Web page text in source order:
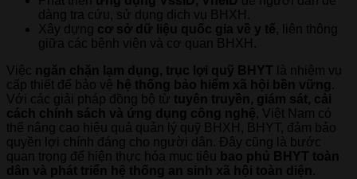
dàng tra cứu, sử dụng dịch vụ BHXH.
Xây dựng cơ sở dữ liệu quốc gia về y tế, liên thông
giữa các bệnh viện và cơ quan BHXH.
Việc ngăn chặn lạm dụng, trục lợi quỹ BHYT là nhiệm vụ
cấp thiết để bảo vệ hệ thống bảo hiểm xã hội bền vững .
Với các giải pháp đồng bộ từ tuyên truyền, giám sát, cải
cách chính sách và ứng dụng công nghệ, Việt Nam có
thể nâng cao hiệu quả quản lý quỹ BHXH, BHYT, đảm bảo
quyền lợi chính đáng cho người dân. Đây cũng là bước
quan trọng để hiện thực hóa mục tiêu
bao phủ BHYT toàn
dân và phát triển hệ thống an sinh xã hội toàn diện .